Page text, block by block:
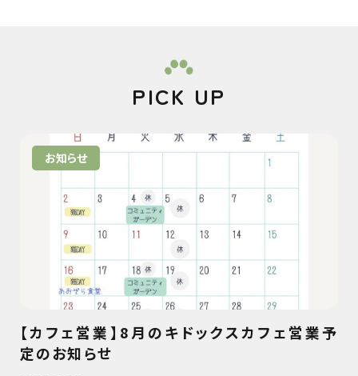
PICK UP
お知らせ
【カフェ営業】8月のキドックスカフェ営業予
定のお知らせ